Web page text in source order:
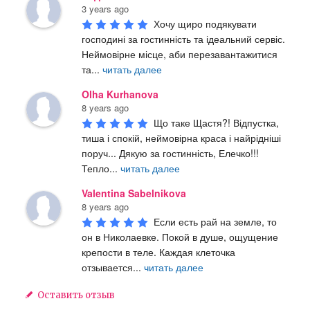
3 years ago
Хочу щиро подякувати
господині за гостинність та ідеальний сервіс.
Неймовірне місце, аби перезавантажитися
та... читать далее
Olha Kurhanova
8 years ago
Що таке Щастя?! Відпустка,
тиша і спокій, неймовірна краса і найрідніші
поруч... Дякую за гостинність, Елечко!!!
Тепло... читать далее
Valentina Sabelnikova
8 years ago
Если есть рай на земле, то
он в Николаевке. Покой в душе, ощущение
крепости в теле. Каждая клеточка
отзывается... читать далее
Оставить отзыв